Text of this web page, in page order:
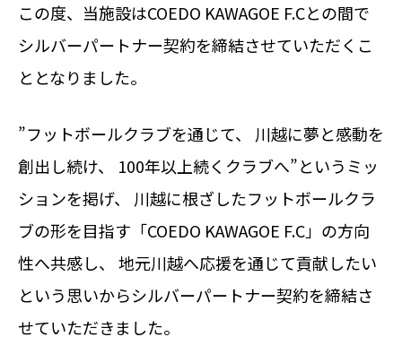
この度、当施設はCOEDO KAWAGOE F.Cとの間で
シルバーパートナー契約を締結させていただくこ
ととなりました。
”フットボールクラブを通じて、 川越に夢と感動を
創出し続け、 100年以上続くクラブへ”というミッ
ションを掲げ、 川越に根ざしたフットボールクラ
ブの形を目指す「COEDO KAWAGOE F.C」の方向
性へ共感し、 地元川越へ応援を通じて貢献したい
という思いからシルバーパートナー契約を締結さ
せていただきました。